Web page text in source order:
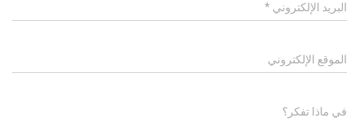
البريد الإلكتروني *
الموقع الإلكتروني
في ماذا تفكر؟